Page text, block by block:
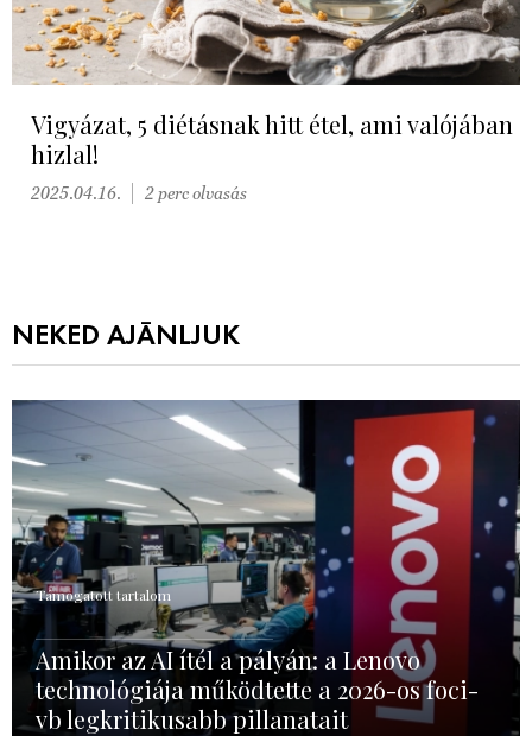
Vigyázat, 5 diétásnak hitt étel, ami valójában
hizlal!
2025.04.16. 2 perc olvasás
NEKED AJÁNLJUK
Támogatott tartalom
Amikor az AI ítél a pályán: a Lenovo
technológiája működtette a 2026-os foci-
vb legkritikusabb pillanatait